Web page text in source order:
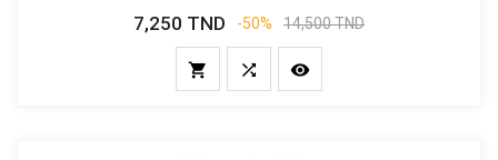
Prix
7,250 TND
Prix
-50% 14,500 TND
  